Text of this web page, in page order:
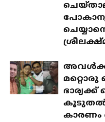
അവൾക്ക്
മറ്റൊരു
കൂടുതൽ
കാരണം